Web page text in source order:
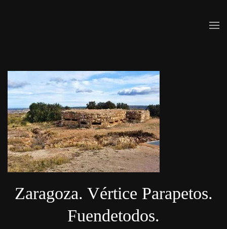
Zaragoza. Vértice Parapetos.
Fuendetodos.